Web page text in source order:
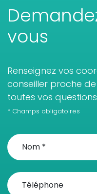
vous
Renseignez vos
conseiller proche
toutes vos questions
* Champs obligatoires